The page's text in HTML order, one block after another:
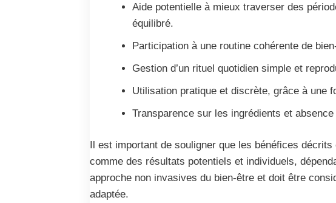
Aide potentielle à mieux traverser des
équilibré.
Participation à une routine cohérente de
Gestion d’un rituel quotidien simple et
Utilisation pratique et discrète, grâce à une
Transparence sur les ingrédients et
Il est important de souligner que les bénéfices
comme des résultats potentiels et individuels,
approche non invasives du bien-être et doit être
adaptée.